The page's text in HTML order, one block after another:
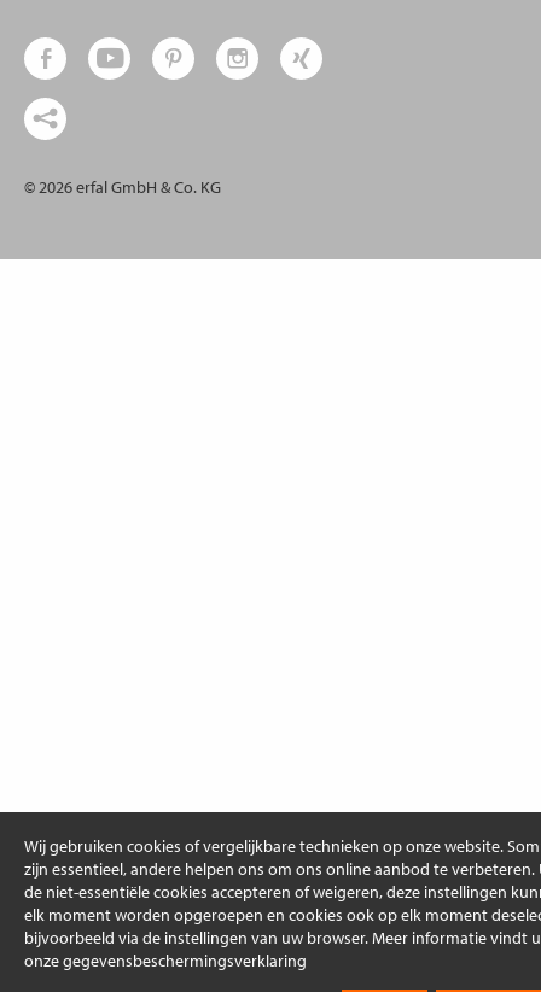
Wij gebruiken cookies of vergelijkbare technieken op onze website.
zijn essentieel, andere helpen ons om ons online aanbod te verbeteren.
de niet-essentiële cookies accepteren of weigeren, deze instellingen
elk moment worden opgeroepen en cookies ook op elk moment
bijvoorbeeld via de instellingen van uw browser. Meer informatie vindt
onze gegevensbeschermingsverklaring
© 2026 erfal GmbH & Co. KG